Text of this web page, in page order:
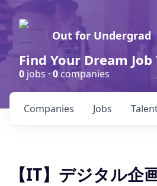
Out for Undergrad
Find Your Dream Job
0 jobs ·0companies
Jobs
Companies
【IT】デジタル企